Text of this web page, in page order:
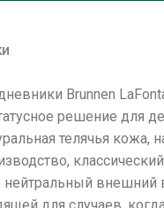
Brunnen
решение для
телячья кожа,
внешний